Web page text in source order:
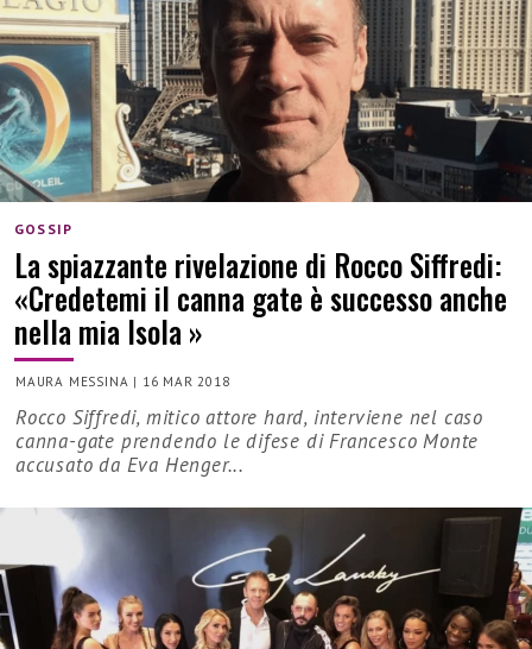
GOSSIP
La spiazzante rivelazione di Rocco Siffredi:
«Credetemi il canna gate è successo anche
nella mia Isola »
MAURA MESSINA | 16 MAR 2018
Rocco Siffredi, mitico attore hard, interviene nel caso
canna-gate prendendo le difese di Francesco Monte
accusato da Eva Henger...